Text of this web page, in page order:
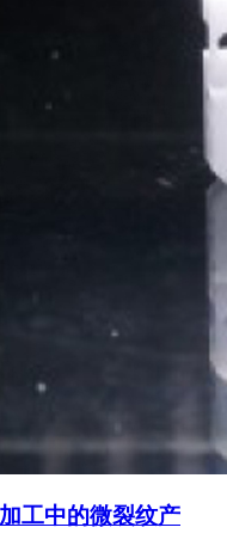
工中的微裂纹产